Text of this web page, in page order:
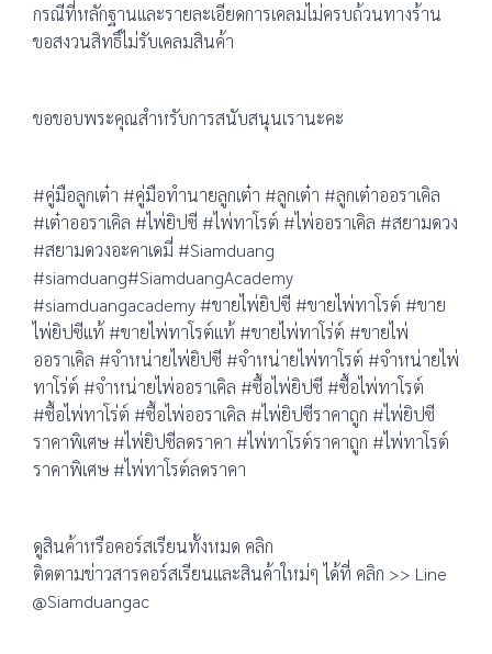
กรณีที่หลักฐานและรายละเอียดการเคลมไม่ครบถ้วนทางร้าน
ขอสงวนสิทธิ์ไม่รับเคลมสินค้า
ขอขอบพระคุณสำหรับการสนับสนุนเรานะคะ
#คู่มือลูกเต๋า #คู่มือทำนายลูกเต๋า #ลูกเต๋า #ลูกเต๋าออราเคิล
#เต๋าออราเคิล #ไพ่ยิปซี #ไพ่ทาโรต์ #ไพ่ออราเคิล #สยามดวง
#สยามดวงอะคาเดมี่ #Siamduang
#siamduang#SiamduangAcademy
#siamduangacademy #ขายไพ่ยิปซี #ขายไพ่ทาโรต์ #ขาย
ไพ่ยิปซีแท้ #ขายไพ่ทาโรต์แท้ #ขายไพ่ทาโร่ต์ #ขายไพ่
ออราเคิล #จำหน่ายไพ่ยิปซี #จำหน่ายไพ่ทาโรต์ #จำหน่ายไพ่
ทาโร่ต์ #จำหน่ายไพ่ออราเคิล #ซื้อไพ่ยิปซี #ซื้อไพ่ทาโรต์
#ซื้อไพ่ทาโร่ต์ #ซื้อไพ่ออราเคิล #ไพ่ยิปซีราคาถูก #ไพ่ยิปซี
ราคาพิเศษ #ไพ่ยิปซีลดราคา #ไพ่ทาโรต์ราคาถูก #ไพ่ทาโรต์
ราคาพิเศษ #ไพ่ทาโรต์ลดราคา
ดูสินค้าหรือคอร์สเรียนทั้งหมด คลิก
ติดตามข่าวสารคอร์สเรียนและสินค้าใหม่ๆ ได้ที่ คลิก >> Line
@Siamduangac